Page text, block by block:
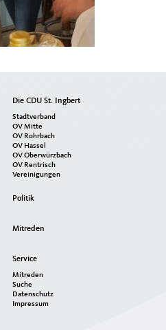
Die CDU St. Ingbert
Stadtverband
OV Mitte
OV Rohrbach
OV Hassel
OV Oberwürzbach
OV Rentrisch
Vereinigungen
Politik
Mitreden
Service
Mitreden
Suche
Datenschutz
Impressum